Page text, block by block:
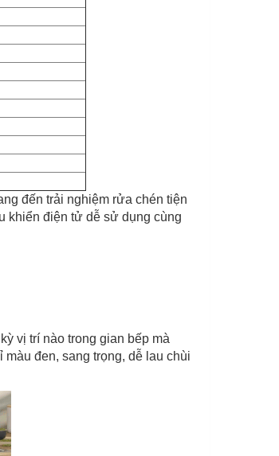
đến trải nghiệm rửa chén tiện
khiển điện tử dễ sử dụng cùng
vị trí nào trong gian bếp mà
đen, sang trọng, dễ lau chùi